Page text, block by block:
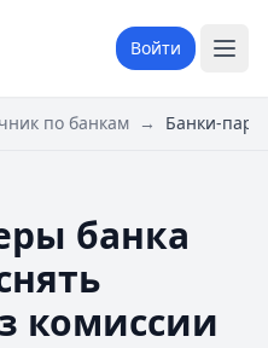
Войти
по банкам → Банки-
банка
комиссии